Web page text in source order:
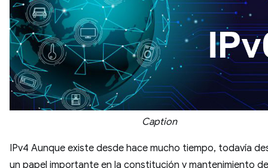
Caption
IPv4 Aunque existe desde hace mucho tiempo, todavía
un papel importante en la constitución y mantenimiento